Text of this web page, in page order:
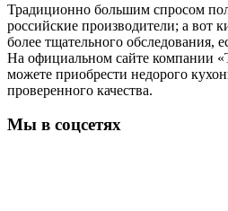
Традиционно большим спросом
российские производители; а вот
более тщательного обследования,
На официальном сайте компании
можете приобрести недорого
проверенного качества.
Мы в соцсетях